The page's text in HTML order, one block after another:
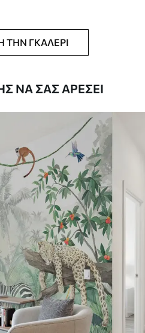
βερνικιού και/ή κόλλα
μπορεί να καθαριστεί
ένα μαλακό σφουγγάρι. Οι
με βερνίκι μπορούν να
εφαρμογή
ΤΗΝ ΓΚΑΛΕΡΊ
ΝΑ ΣΑΣ ΑΡΈΣΕΙ